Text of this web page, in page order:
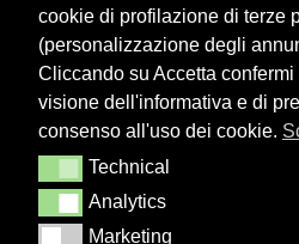
cookie di profilazione di terze
(personalizzazione degli
Cliccando su Accetta
visione dell'informativa e di
consenso all'uso dei cookie.
TechnicalTechnical
AnalyticsAnalytics
MarketingMarketing
BLOG
PRIVACY
COOKIE
06 3838
Lunedì
Domenica